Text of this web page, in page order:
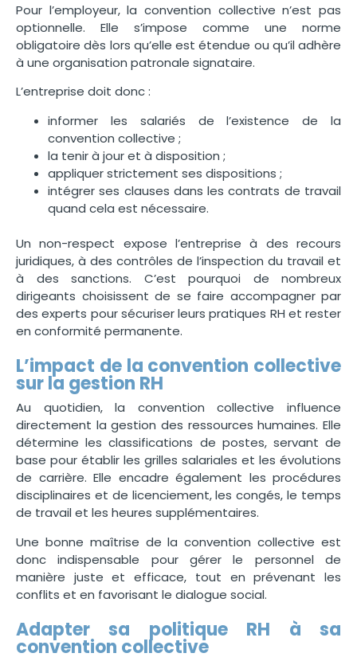
Pour l’employeur, la convention collective n’est pas
optionnelle. Elle s’impose comme une norme
obligatoire dès lors qu’elle est étendue ou qu’il adhère
à une organisation patronale signataire.
L’entreprise doit donc :
informer les salariés de l’existence de la
convention collective ;
la tenir à jour et à disposition ;
appliquer strictement ses dispositions ;
intégrer ses clauses dans les contrats de travail
quand cela est nécessaire.
Un non-respect expose l’entreprise à des recours
juridiques, à des contrôles de l’inspection du travail et
à des sanctions. C’est pourquoi de nombreux
dirigeants choisissent de se faire accompagner par
des experts pour sécuriser leurs pratiques RH et rester
en conformité permanente.
L’impact de la convention collective
sur la gestion RH
Au quotidien, la convention collective influence
directement la gestion des ressources humaines. Elle
détermine les classifications de postes, servant de
base pour établir les grilles salariales et les évolutions
de carrière. Elle encadre également les procédures
disciplinaires et de licenciement, les congés, le temps
de travail et les heures supplémentaires.
Une bonne maîtrise de la convention collective est
donc indispensable pour gérer le personnel de
manière juste et efficace, tout en prévenant les
conflits et en favorisant le dialogue social.
Adapter sa politique RH à sa
convention collective